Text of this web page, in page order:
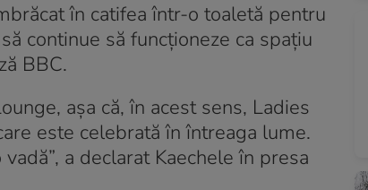
în catifea într-o toaletă pentru
continue să funcționeze ca spațiu
BBC.
așa că, în acest sens, Ladies
este celebrată în întreaga lume.
a declarat Kaechele în presa